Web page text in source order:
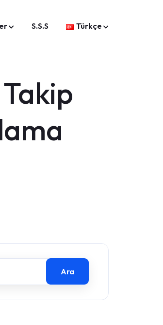
S.S.S Türkçe
Ara